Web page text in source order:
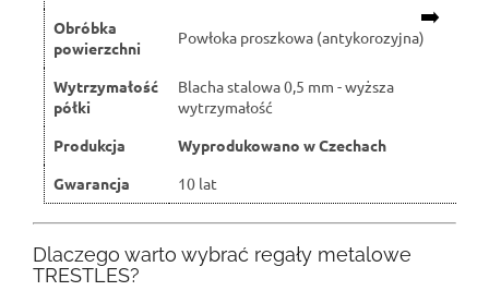
➡️
Obróbka
powierzchni
Powłoka proszkowa (antykorozyjna)
Wytrzymałość
półki
Blacha stalowa 0,5 mm - wyższa
wytrzymałość
Produkcja
Wyprodukowano w Czechach
Gwarancja
10 lat
Dlaczego warto wybrać regały metalowe
TRESTLES?